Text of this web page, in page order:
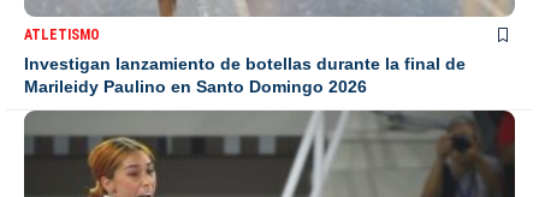
ATLETISMO
Investigan lanzamiento de botellas durante la final de
Marileidy Paulino en Santo Domingo 2026